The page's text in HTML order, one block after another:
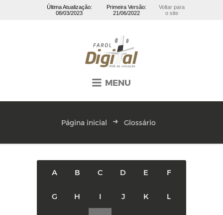
Última Atualização:
08/03/2023
Primeira Versão:
21/06/2022
Voltar para
o site
MENU
Página inicial Glossário
A B C D E F
G H I J K L